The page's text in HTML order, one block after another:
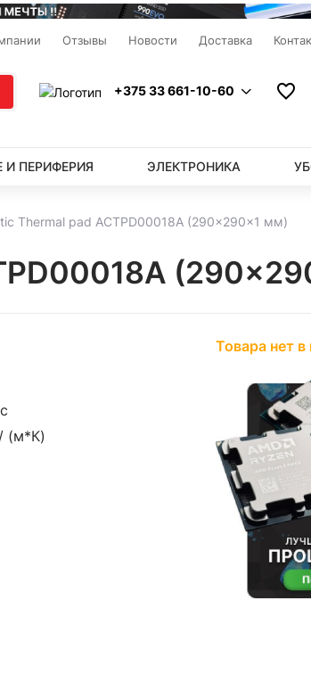
Отзывы Новости Доставка
+375 33 661-10-60
ПЕРИФЕРИЯ ЭЛЕКТРОНИКА
Thermal pad ACTPD00018A (290x290x1 мм)
(м*К)
Товара нет